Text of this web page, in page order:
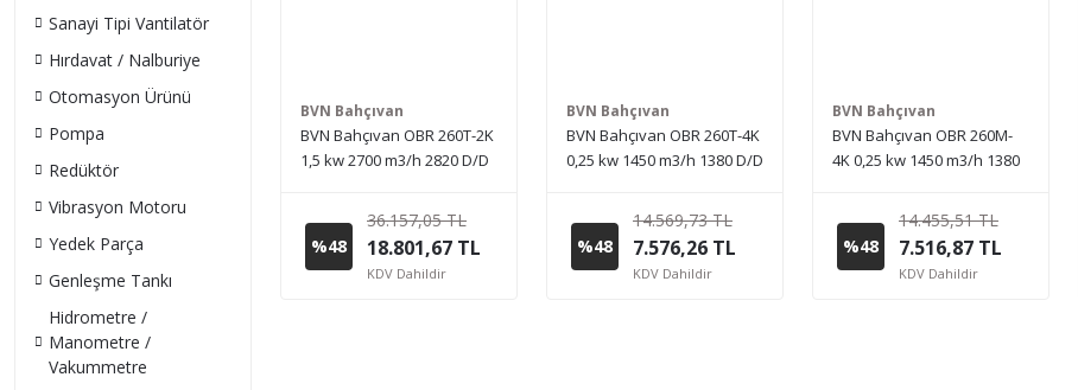
Sanayi Tipi Vantilatör
Hırdavat / Nalburiye
Otomasyon Ürünü
Pompa
Redüktör
Vibrasyon Motoru
Yedek Parça
Genleşme Tankı
Hidrometre /
Manometre /
Vakummetre
BVN Bahçıvan
BVN Bahçıvan OBR 260T-2K
1,5 kw 2700 m3/h 2820 D/D
Radyal Fan Öne Eğimli
%48
36.157,05 TL
18.801,67 TL
KDV Dahildir
BVN Bahçıvan
BVN Bahçıvan OBR 260T-4K
0,25 kw 1450 m3/h 1380 D/D
Radyal Fan Öne Eğimli
%48
14.569,73 TL
7.576,26 TL
KDV Dahildir
BVN Bahçıvan
BVN Bahçıvan OBR 260M-
4K 0,25 kw 1450 m3/h 1380
Emişli Radyal Fan Öne
%48
14.455,51 TL
7.516,87 TL
KDV Dahildir